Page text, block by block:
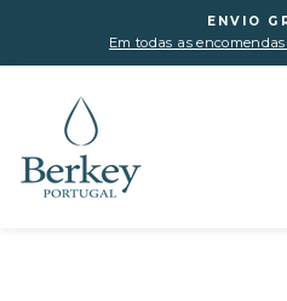
o
Conteúdo
ENVIO
Em todas as